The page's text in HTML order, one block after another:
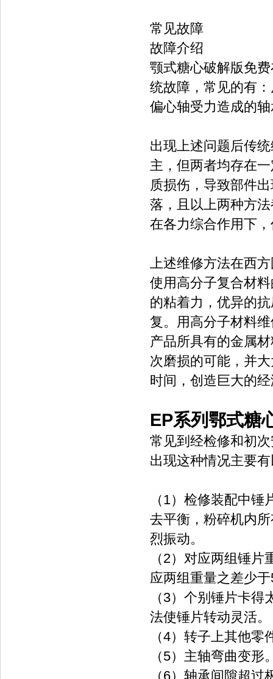
常见故障
故障介绍
颚式糖心破解版免
统故障，常见的有
偏心轴受力造成的
出现上述问题后传
主，但两者均存在
质损伤，导致部件
落，且以上两种方
在各力综合作用下
上述维修方法在西
使用高分子复合材
的粘着力，优异的
复。用高分子材料
产品所具有的金属
次磨损的可能，并
时间，创造巨大的
EP系列鄂式糖
常见到经检修和初
出现这种情况主要
（1）检修装配中
去平衡，粉碎机内
烈振动。
（2）对应两组锤
应两组重量之差少
（3）个别锤片卡
法使锤片转动灵活。
（4）转子上其他
（5）主轴弯曲变
（6）轴承间隙超